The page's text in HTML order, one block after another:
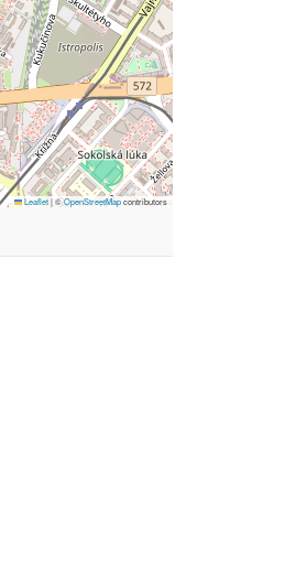
Leaflet|©OpenStreetMapcontributors